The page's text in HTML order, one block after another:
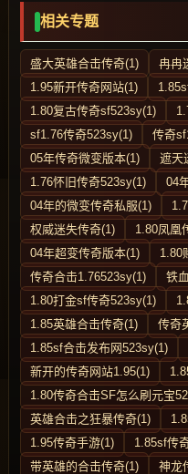
相关专题
盛大英雄合击传奇(1) 冉冉
1.95新开传奇网站(1)
1.80复古传奇sf523sy(1)
sf1.76传奇523sy(1)
传奇
05年传奇微变版本(1)
遮天
1.76怀旧传奇523sy(1)
04
04年的微变传奇私服(1)
权威迷失传奇(1)
1.80凤凰
04年超变传奇版本(1)
1.80
传奇合击1.76523sy(1)
铁
1.80打金sf传奇523sy(1)
1.85英雄合击传奇(1)
传奇
1.85sf合击发布网523sy(1)
新开的传奇网站1.95(1)
1.80传奇合击SF怎么刷元宝
英雄合击之狂暴传奇(1)
1.95传奇手游(1)
1.85sf传
带英雄的合击传奇(1)
神龙